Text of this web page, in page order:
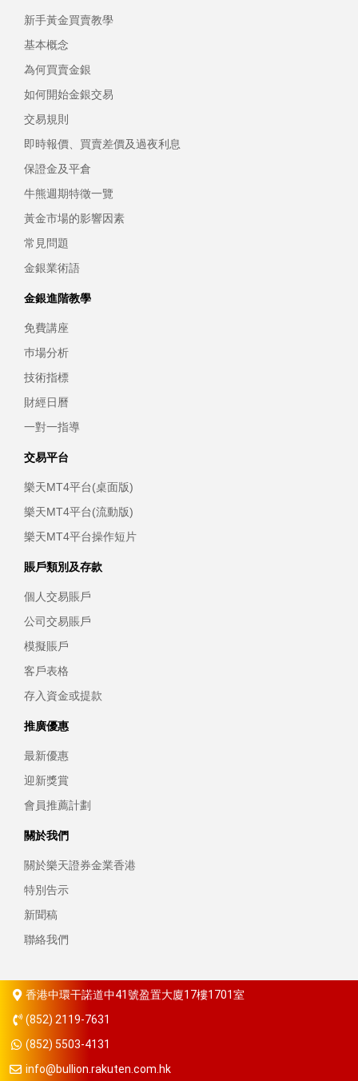
新手黃金買賣教學
基本概念
為何買賣金銀
如何開始金銀交易
交易規則
即時報價、買賣差價及過夜利息
保證金及平倉
牛熊週期特徵一覽
黃金市場的影響因素
常見問題
金銀業術語
金銀進階教學
免費講座
巿場分析
技術指標
財經日曆
一對一指導
交易平台
樂天MT4平台(桌面版)
樂天MT4平台(流動版)
樂天MT4平台操作短片
賬戶類別及存款
個人交易賬戶
公司交易賬戶
模擬賬戶
客戶表格
存入資金或提款
推廣優惠
最新優惠
迎新獎賞
會員推薦計劃
關於我們
關於樂天證券金業香港
特別告示
新聞稿
聯絡我們
香港中環干諾道中41號盈置大廈17樓1701室
(852) 2119-7631
(852) 5503-4131
info@bullion.rakuten.com.hk